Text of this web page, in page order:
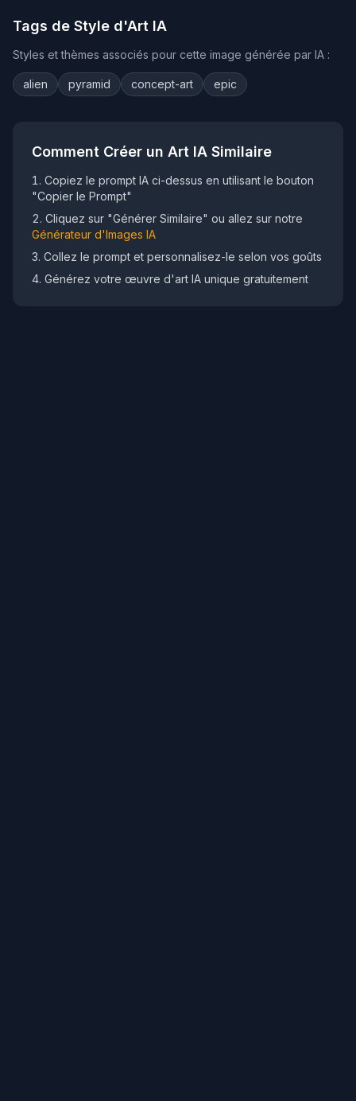
Tags de Style d'Art IA
Styles et thèmes associés pour cette image générée par IA :
alien pyramid concept-art epic
Comment Créer un Art IA Similaire
Copiez le prompt IA ci-dessus en utilisant le bouton
"Copier le Prompt"
Cliquez sur "Générer Similaire" ou allez sur notre
Générateur d'Images IA
Collez le prompt et personnalisez-le selon vos goûts
Générez votre œuvre d'art IA unique gratuitement